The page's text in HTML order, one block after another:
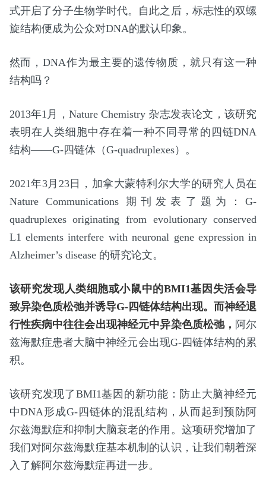
式开启了分子生物学时代。自此之后，标志性的双螺
旋结构便成为公众对DNA的默认印象。
然而，DNA作为最主要的遗传物质，就只有这一种
结构吗？
2013年1月，Nature Chemistry 杂志发表论文，该研究
表明在人类细胞中存在着一种不同寻常的四链DNA
结构——G-四链体（G-quadruplexes）。
2021年3月23日，加拿大蒙特利尔大学的研究人员在
Nature Communications 期刊发表了题为：G-
quadruplexes originating from evolutionary conserved
L1 elements interfere with neuronal gene expression in
Alzheimer’s disease 的研究论文。
该研究发现人类细胞或小鼠中的BMI1基因失活会导
致异染色质松弛并诱导G-四链体结构出现。而神经退
行性疾病中往往会出现神经元中异染色质松弛， 阿尔
兹海默症患者大脑中神经元会出现G-四链体结构的累
积。
该研究发现了BMI1基因的新功能：防止大脑神经元
中DNA形成G-四链体的混乱结构，从而起到预防阿
尔兹海默症和抑制大脑衰老的作用。这项研究增加了
我们对阿尔兹海默症基本机制的认识，让我们朝着深
入了解阿尔兹海默症再进一步。